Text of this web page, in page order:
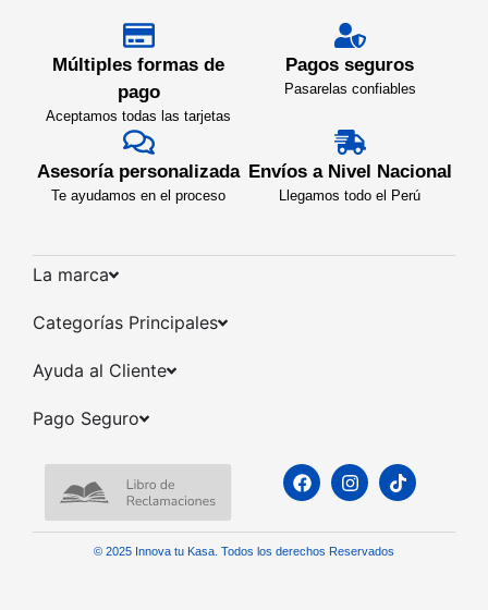
Múltiples formas de
pago
Aceptamos todas las tarjetas
Pagos seguros
Pasarelas confiables
Asesoría personalizada
Te ayudamos en el proceso
Envíos a Nivel Nacional
Llegamos todo el Perú
La marca​
Categorías Principales​
Ayuda al Cliente​
Pago Seguro​
© 2025 Innova tu Kasa. Todos los derechos Reservados